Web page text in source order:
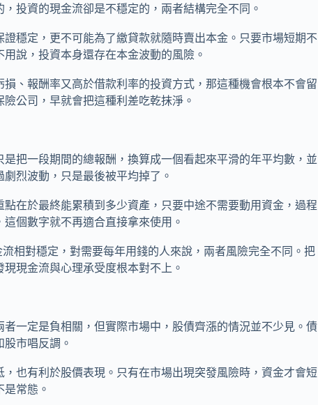
投資的現金流卻是不穩定的，兩者結構完全不同。
穩定，更不可能為了繳貸款就隨時賣出本金。只要市場短期不
說，投資本身還存在本金波動的風險。
、報酬率又高於借款利率的投資方式，那這種機會根本不會留
公司，早就會把這種利差吃乾抹淨。
把一段期間的總報酬，換算成一個看起來平滑的年平均數，並
烈波動，只是最後被平均掉了。
在於最終能累積到多少資產，只要中途不需要動用資金，過程
個數字就不再適合直接拿來使用。
相對穩定，對需要每年用錢的人來說，兩者風險完全不同。把
現金流與心理承受度根本對不上。
一定是負相關，但實際市場中，股債齊漲的情況並不少見。債
市唱反調。
也有利於股價表現。只有在市場出現突發風險時，資金才會短
常態。